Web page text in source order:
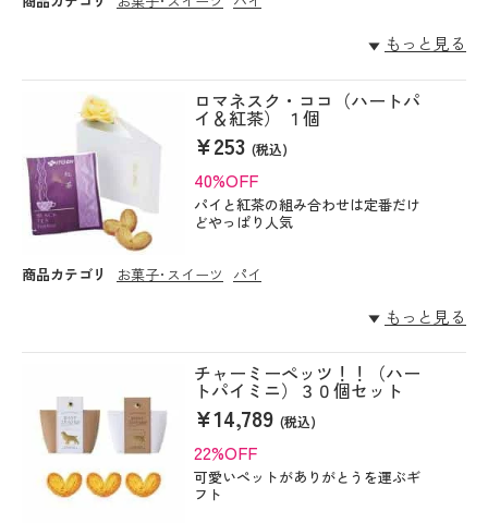
もっと見る
ロマネスク・ココ（ハートパ
イ＆紅茶） １個
¥253(税込)
40%OFF
パイと紅茶の組み合わせは定番だけ
どやっぱり人気
商品カテゴリ お菓子･スイーツ パイ
もっと見る
チャーミーペッツ！！（ハー
トパイミニ）３０個セット
¥14,789(税込)
22%OFF
可愛いペットがありがとうを運ぶギ
フト